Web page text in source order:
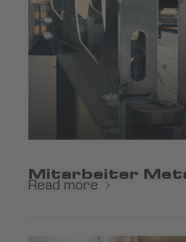
Mitarbeiter
Read more